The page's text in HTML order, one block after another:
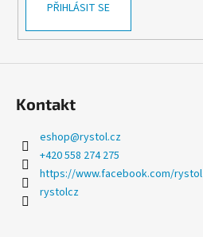
n
j
t
?
PŘIHLÁSIT SE
Kontakt
eshop@rystol.cz
+420 558 274 275
https://www.facebook.com/rystol
rystolcz